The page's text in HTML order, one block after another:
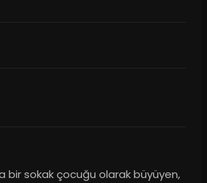
bir sokak çocuğu olarak büyüyen,